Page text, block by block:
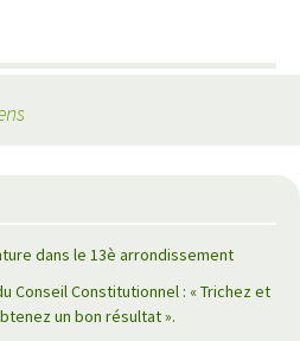
dans le 13è arrondissement
Conseil Constitutionnel : « Trichez et
un bon résultat ».